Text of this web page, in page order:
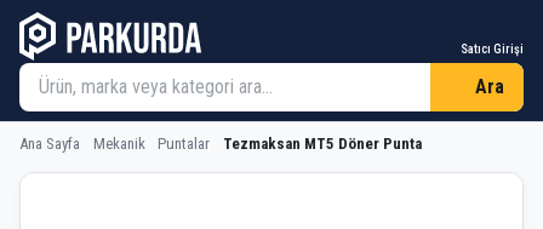
Satıcı Girişi
Ara
Ana Sayfa Mekanik Puntalar Tezmaksan MT5 Döner Punta
Tezmaksan MT5 Döner Punta